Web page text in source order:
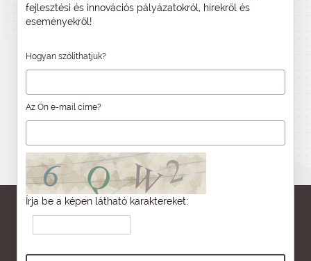
fejlesztési és innovációs pályázatokról, hírekről és
eseményekről!
Hogyan szólíthatjuk?
Az Ön e-mail címe?
Írja be a képen látható karaktereket: